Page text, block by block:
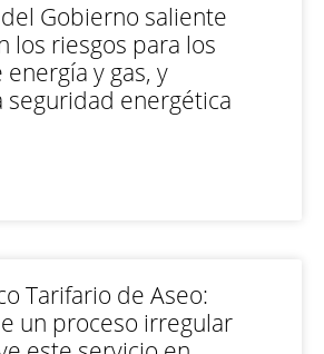
Gobierno saliente
los riesgos para los
y gas, y
seguridad energética
Tarifario de Aseo:
un proceso irregular